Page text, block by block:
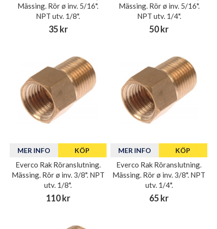
Mässing. Rör ø inv. 5/16".
NPT utv. 1/8".
35 kr
Mässing. Rör ø inv. 5/16".
NPT utv. 1/4".
50 kr
MER INFO KÖP
Everco Rak Röranslutning.
Mässing. Rör ø inv. 3/8". NPT
utv. 1/8".
110 kr
MER INFO KÖP
Everco Rak Röranslutning.
Mässing. Rör ø inv. 3/8". NPT
utv. 1/4".
65 kr